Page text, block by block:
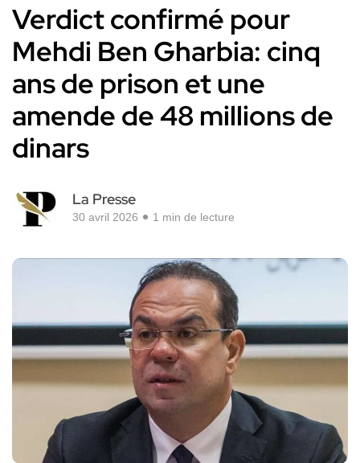
Verdict confirmé pour
Mehdi Ben Gharbia: cinq
ans de prison et une
amende de 48 millions de
dinars
La Presse
30 avril 2026 1 min de lecture